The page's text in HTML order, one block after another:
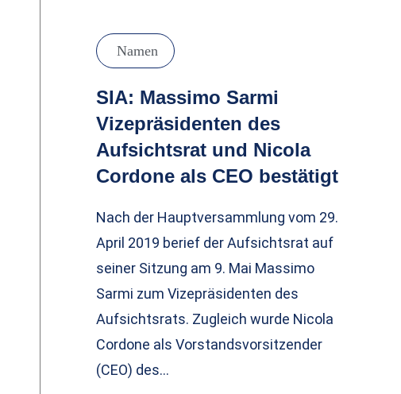
Namen
SIA: Massimo Sarmi
Vizepräsidenten des
Aufsichtsrat und Nicola
Cordone als CEO bestätigt
Nach der Hauptversammlung vom 29.
April 2019 berief der Aufsichtsrat auf
seiner Sitzung am 9. Mai Massimo
Sarmi zum Vizepräsidenten des
Aufsichtsrats. Zugleich wurde Nicola
Cordone als Vorstandsvorsitzender
(CEO) des…